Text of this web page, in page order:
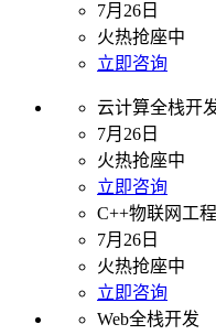
7月26日
火热抢座中
立即咨询
云计算全栈开
7月26日
火热抢座中
立即咨询
C++物联网工
7月26日
火热抢座中
立即咨询
Web全栈开发